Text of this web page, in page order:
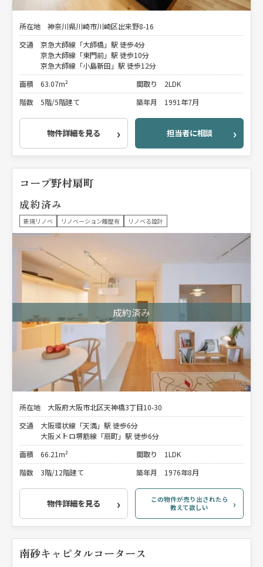
所在地
神奈川県川崎市川崎区出来野8-16
交通
京急大師線「大師橋」駅 徒歩4分
京急大師線「東門前」駅 徒歩10分
京急大師線「小島新田」駅 徒歩12分
面積
63.07m² 間取り
2LDK
階数
5階/5階建て 築年月 1991年7月
物件詳細を見る 担当者に相談
コープ野村扇町
成約済み
新規リノベ リノベーション履歴有 リノベる設計
所在地
大阪府大阪市北区天神橋3丁目10-30
交通
大阪環状線「天満」駅 徒歩6分
大阪メトロ堺筋線「扇町」駅 徒歩6分
面積
66.21m² 間取り
1LDK
階数
3階/12階建て 築年月 1976年8月
物件詳細を見る
この物件が売り出されたら
教えて欲しい
南砂キャピタルコータース